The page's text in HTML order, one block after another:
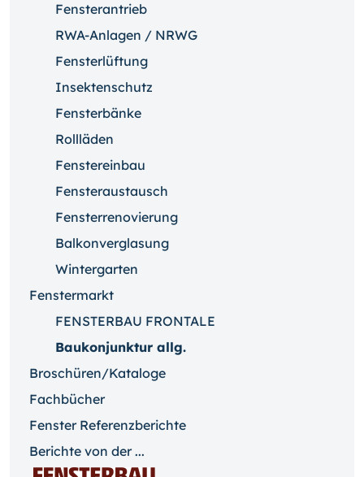
Fensterantrieb
RWA-Anlagen / NRWG
Fensterlüftung
Insektenschutz
Fensterbänke
Rollläden
Fenstereinbau
Fensteraustausch
Fensterrenovierung
Balkonverglasung
Wintergarten
Fenstermarkt
FENSTERBAU FRONTALE
Baukonjunktur allg.
Broschüren/Kataloge
Fachbücher
Fenster Referenzberichte
Berichte von der ...